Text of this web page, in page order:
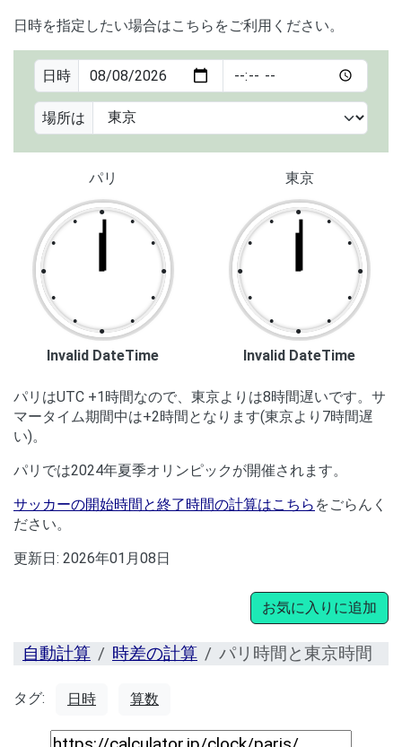
日時を指定したい場合はこちらをご利用ください。
日時
場所は
パリ
●
●
●
●
●
●
●
●
●
●
●
●
Invalid DateTime
東京
●
●
●
●
●
●
●
●
●
●
●
●
Invalid DateTime
パリはUTC +1時間なので、東京よりは8時間遅いです。サ
マータイム期間中は+2時間となります(東京より7時間遅
い)。
パリでは2024年夏季オリンピックが開催されます。
サッカーの開始時間と終了時間の計算はこちら をごらんく
ださい。
更新日: 2026年01月08日
お気に入りに追加
自動計算 時差の計算 パリ時間と東京時間
タグ: 日時 算数